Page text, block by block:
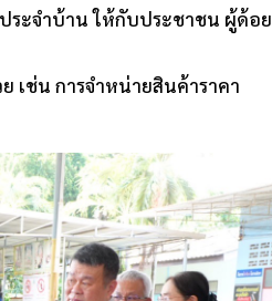
ระจำบ้าน ให้กับประชาชน ผู้ด้อย
เช่น การจำหน่ายสินค้าราคา